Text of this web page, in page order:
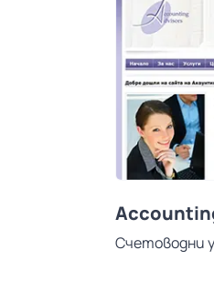
Счетоводни